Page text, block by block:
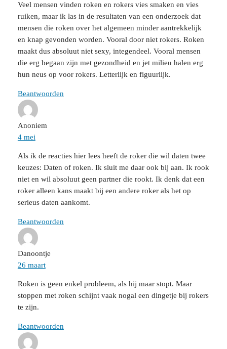
Veel mensen vinden roken en rokers vies smaken en vies
ruiken, maar ik las in de resultaten van een onderzoek dat
mensen die roken over het algemeen minder aantrekkelijk
en knap gevonden worden. Vooral door niet rokers. Roken
maakt dus absoluut niet sexy, integendeel. Vooral mensen
die erg begaan zijn met gezondheid en jet milieu halen erg
hun neus op voor rokers. Letterlijk en figuurlijk.
Beantwoorden
Anoniem
4 mei
Als ik de reacties hier lees heeft de roker die wil daten twee
keuzes: Daten of roken. Ik sluit me daar ook bij aan. Ik rook
niet en wil absoluut geen partner die rookt. Ik denk dat een
roker alleen kans maakt bij een andere roker als het op
serieus daten aankomt.
Beantwoorden
Danoontje
26 maart
Roken is geen enkel probleem, als hij maar stopt. Maar
stoppen met roken schijnt vaak nogal een dingetje bij rokers
te zijn.
Beantwoorden